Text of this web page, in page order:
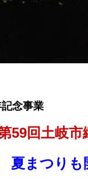
念事業
回土岐市
夏まつりも